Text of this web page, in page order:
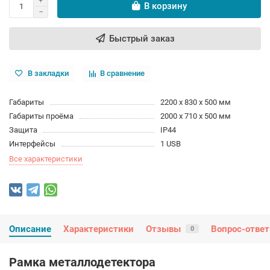
В корзину
Быстрый заказ
В закладки В сравнение
Габариты
2200 х 830 х 500 мм
Габариты проёма
2000 х 710 х 500 мм
Защита
IP44
Интерфейсы
1 USB
Все характеристики
Описание Характеристики Отзывы 0 Вопрос-ответ
Рамка металлодетектора